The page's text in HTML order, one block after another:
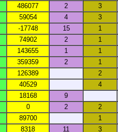
486077 2
3
59054 4
3
-17748 15
1
74902 2
1
143655 1
1
359359 2
1
126389
2
40529
4
18168
9
0 2
2
89700
1
8318 11
3